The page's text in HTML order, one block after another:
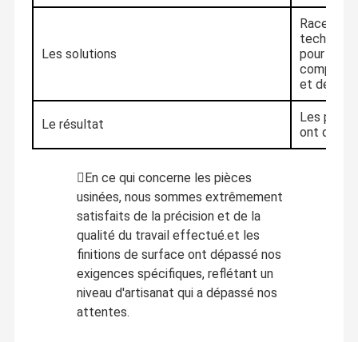
Les solutions
Race
pour
et des
Le résultat
Les
ont
En ce qui concerne les pièces
usinées, nous sommes extrêmement
satisfaits de la précision et de la
qualité du travail effectué.et les
finitions de surface ont dépassé nos
exigences spécifiques, reflétant un
niveau d'artisanat qui a dépassé nos
attentes.